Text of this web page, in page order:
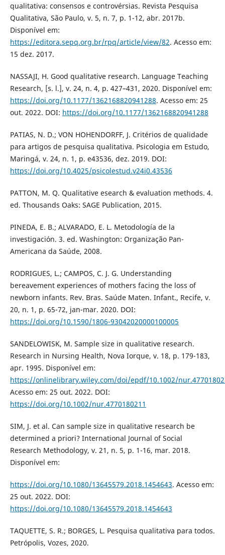
qualitativa: consensos e controvérsias. Revista Pesquisa
Qualitativa, São Paulo, v. 5, n. 7, p. 1-12, abr. 2017b.
Disponível em:
https://editora.sepq.org.br/rpq/article/view/82. Acesso em:
15 dez. 2017.
NASSAJI, H. Good qualitative research. Language Teaching
Research, [s. l.], v. 24, n. 4, p. 427–431, 2020. Disponível em:
https://doi.org/10.1177/1362168820941288. Acesso em: 25
out. 2022. DOI: https://doi.org/10.1177/1362168820941288
PATIAS, N. D.; VON HOHENDORFF, J. Critérios de qualidade
para artigos de pesquisa qualitativa. Psicologia em Estudo,
Maringá, v. 24, n. 1, p. e43536, dez. 2019. DOI:
https://doi.org/10.4025/psicolestud.v24i0.43536
PATTON, M. Q. Qualitative esearch & evaluation methods. 4.
ed. Thousands Oaks: SAGE Publication, 2015.
PINEDA, E. B.; ALVARADO, E. L. Metodología de la
investigación. 3. ed. Washington: Organização Pan-
Americana da Saúde, 2008.
RODRIGUES, L.; CAMPOS, C. J. G. Understanding
bereavement experiences of mothers facing the loss of
newborn infants. Rev. Bras. Saúde Maten. Infant., Recife, v.
20, n. 1, p. 65-72, jan-mar. 2020. DOI:
https://doi.org/10.1590/1806-93042020000100005
SANDELOWISK, M. Sample size in qualitative research.
Research in Nursing Health, Nova Iorque, v. 18, p. 179-183,
apr. 1995. Disponível em:
https://onlinelibrary.wiley.com/doi/epdf/10.1002/
Acesso em: 25 out. 2022. DOI:
https://doi.org/10.1002/nur.4770180211
SIM, J. et al. Can sample size in qualitative research be
determined a priori? International Journal of Social
Research Methodology, v. 21, n. 5, p. 1-16, mar. 2018.
Disponível em:
https://doi.org/10.1080/13645579.2018.1454643. Acesso em:
25 out. 2022. DOI:
https://doi.org/10.1080/13645579.2018.1454643
TAQUETTE, S. R.; BORGES, L. Pesquisa qualitativa para todos.
Petrópolis, Vozes, 2020.